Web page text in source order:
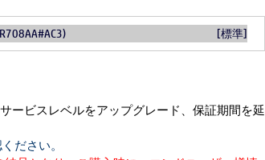
[標準]
ービスレベルをアップグレード、保証期間を延
ださい。